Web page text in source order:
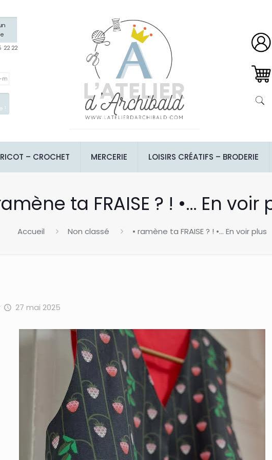
22 22
– CROCHET MERCERIE LOISIRS CRÉATIFS – BRODERIE
ta FRAISE ? ! •… En voir
Accueil Non classé • ramène ta FRAISE ? ! •… En voir plus
27 mai 2025